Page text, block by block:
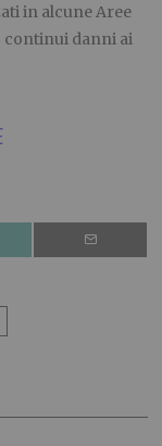
in alcune Aree
continui danni ai